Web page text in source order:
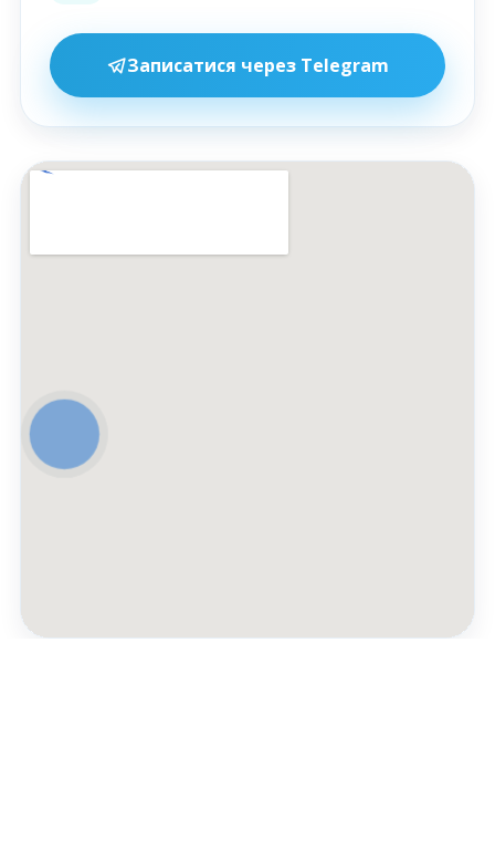
Записатися через Telegram